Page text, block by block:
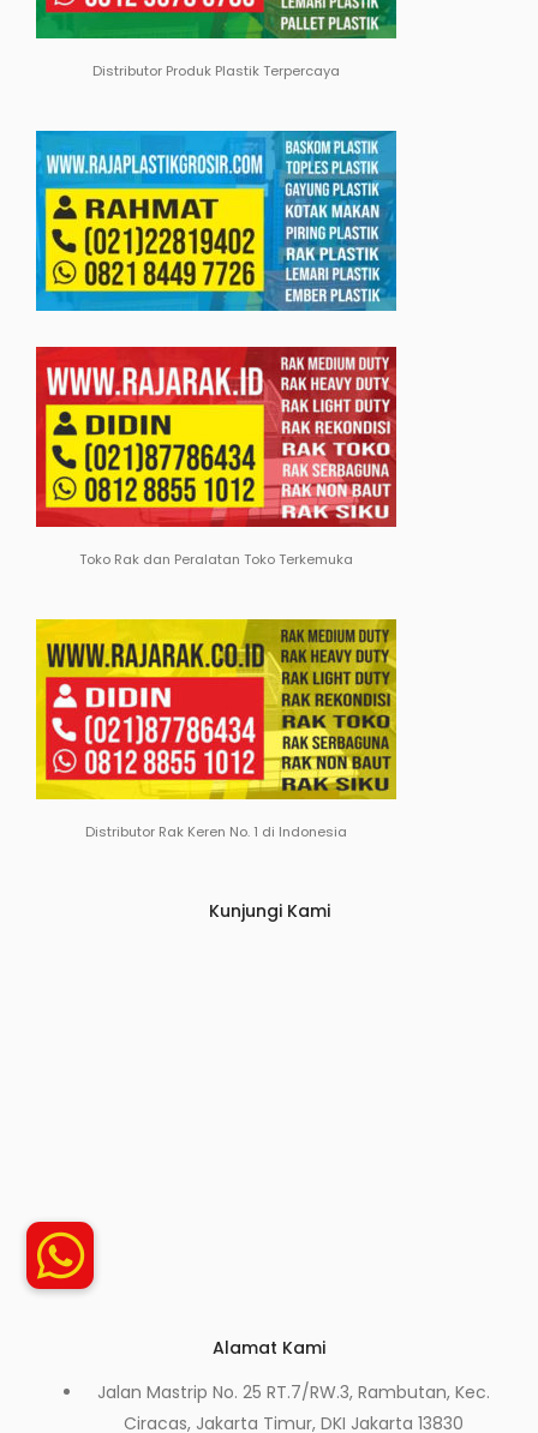
Distributor Produk Plastik Terpercaya
Toko Rak dan Peralatan Toko Terkemuka
Distributor Rak Keren No. 1 di Indonesia
Kunjungi Kami
Alamat Kami
Jalan Mastrip No. 25 RT.7/RW.3, Rambutan, Kec.
Ciracas, Jakarta Timur, DKI Jakarta 13830